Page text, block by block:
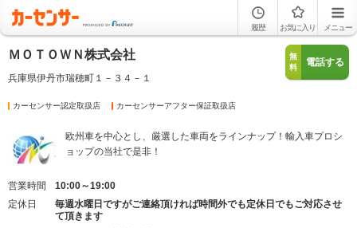
履歴 お気に入り メニュー
ＭＯＴＯＷＮ株式会社
兵庫県伊丹市瑞穂町１－３４－１
無
料
電話する
カーセンサー認定取扱店 カーセンサーアフター保証取扱店
欧州車を中心とし、厳選した車両をラインナップ！輸入車プロシ
ョップの当社で是非！
営業時間
10:00～19:00
定休日
毎週水曜日ですがご連絡頂ければ時間外でも定休日でもご対応させ
て頂きます